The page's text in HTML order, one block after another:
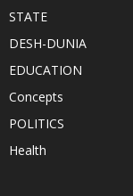
STATE
DESH-DUNIA
EDUCATION
Concepts
POLITICS
Health